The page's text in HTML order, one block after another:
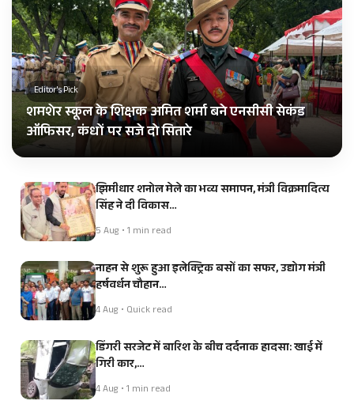
Editor's Pick
शमशेर स्कूल के शिक्षक अमित शर्मा बने एनसीसी सेकंड
ऑफिसर, कंधों पर सजे दो सितारे
झिमीधार शनोल मेले का भव्य समापन, मंत्री विक्रमादित्य
सिंह ने दी विकास…
5 Aug • 1 min read
नाहन से शुरू हुआ इलेक्ट्रिक बसों का सफर, उद्योग मंत्री
हर्षवर्धन चौहान…
4 Aug • Quick read
डिंगरी सरजेट में बारिश के बीच दर्दनाक हादसा: खाई में
गिरी कार,…
4 Aug • 1 min read